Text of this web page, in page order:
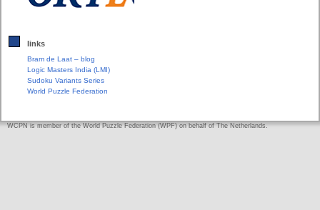
links
Bram de Laat – blog
Logic Masters India (LMI)
Sudoku Variants Series
World Puzzle Federation
WCPN is member of the World Puzzle Federation (WPF) on behalf of The Netherlands.